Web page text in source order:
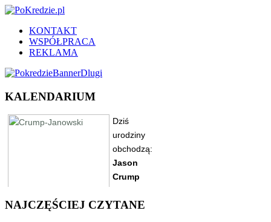
KONTAKT
WSPÓŁPRACA
REKLAMA
KALENDARIUM
NAJCZĘŚCIEJ CZYTANE